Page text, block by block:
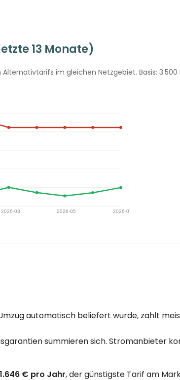
13 Monate)
im gleichen Netzgebiet. Basis: 3.500
automatisch beliefert wurde, zahlt
summieren sich. Stromanbieter
1.646 € pro Jahr, der günstigste Tarif am